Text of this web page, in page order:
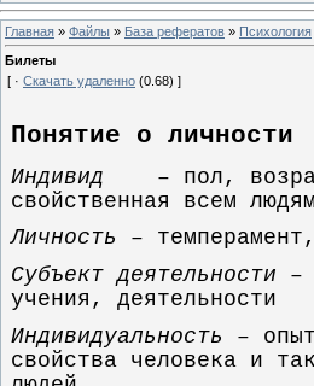
Главная » Файлы » База рефератов » Психология
Билеты
[ · Скачать удаленно (0.68) ]
Понятие о личности
Индивид
– пол,
свойственная всем
Личность –
Субъект деятельности –
учения, деятельности
Индивидуальность –
свойства человека и